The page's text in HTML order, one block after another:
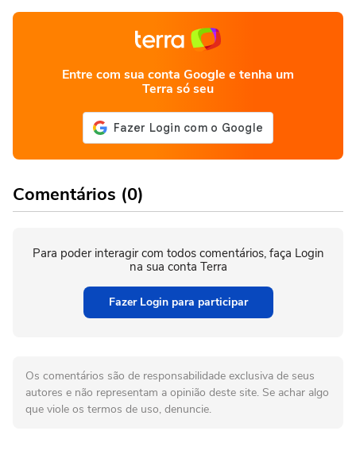
Entre com sua conta Google e tenha um
Terra só seu
Comentários (0)
Para poder interagir com todos comentários, faça Login
na sua conta Terra
Fazer Login para participar
Os comentários são de responsabilidade exclusiva de seus
autores e não representam a opinião deste site. Se achar algo
que viole os termos de uso, denuncie.